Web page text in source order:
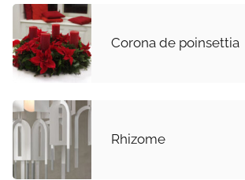
Corona de poinsettia
Rhizome